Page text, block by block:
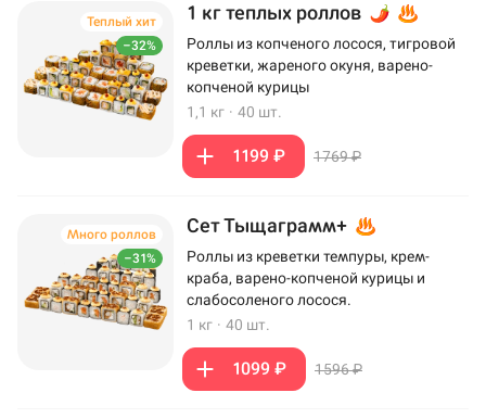
–32%
Теплый хит 1 кг теплых роллов
Роллы из копченого лосося, тигровой
креветки, жареного окуня, варено-
копченой курицы
1,1 кг · 40 шт.
1199 ₽ 1769 ₽
–31%
Много роллов Сет Тыщаграмм+
Роллы из креветки темпуры, крем-
краба, варено-копченой курицы и
слабосоленого лосося.
1 кг · 40 шт.
1099 ₽ 1596 ₽